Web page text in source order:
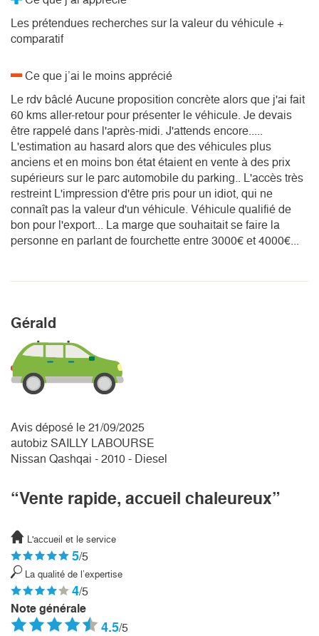
Les prétendues recherches sur la valeur du véhicule +
comparatif
Ce que j’ai le moins apprécié
Le rdv bâclé Aucune proposition concrète alors que j'ai fait
60 kms aller-retour pour présenter le véhicule. Je devais
être rappelé dans l'après-midi. J'attends encore.....
L'estimation au hasard alors que des véhicules plus
anciens et en moins bon état étaient en vente à des prix
supérieurs sur le parc automobile du parking.. L'accès très
restreint L'impression d'être pris pour un idiot, qui ne
connaît pas la valeur d'un véhicule. Véhicule qualifié de
bon pour l'export... La marge que souhaitait se faire la
personne en parlant de fourchette entre 3000€ et 4000€...
Gérald
Avis déposé le 21/09/2025
autobiz SAILLY LABOURSE
Nissan Qashqai - 2010 - Diesel
“Vente rapide, accueil chaleureux”
L'accueil et le service
5/5
La qualité de l’expertise
4/5
Note générale
4.5/5